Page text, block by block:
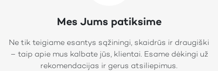
Mes Jums patiksime
Ne tik teigiame esantys sąžiningi, skaidrūs ir draugiški
– taip apie mus kalbate jūs, klientai. Esame dėkingi už
rekomendacijas ir gerus atsiliepimus.